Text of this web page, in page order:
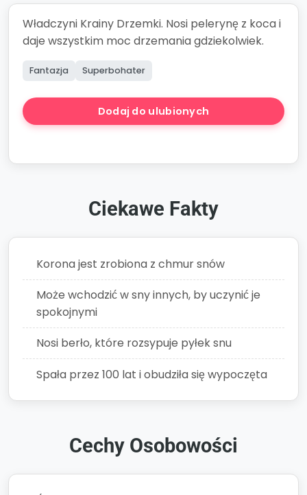
Władczyni Krainy Drzemki. Nosi pelerynę z koca i
daje wszystkim moc drzemania gdziekolwiek.
Fantazja Superbohater
Dodaj do ulubionych
Ciekawe Fakty
Korona jest zrobiona z chmur snów
Może wchodzić w sny innych, by uczynić je
spokojnymi
Nosi berło, które rozsypuje pyłek snu
Spała przez 100 lat i obudziła się wypoczęta
Cechy Osobowości